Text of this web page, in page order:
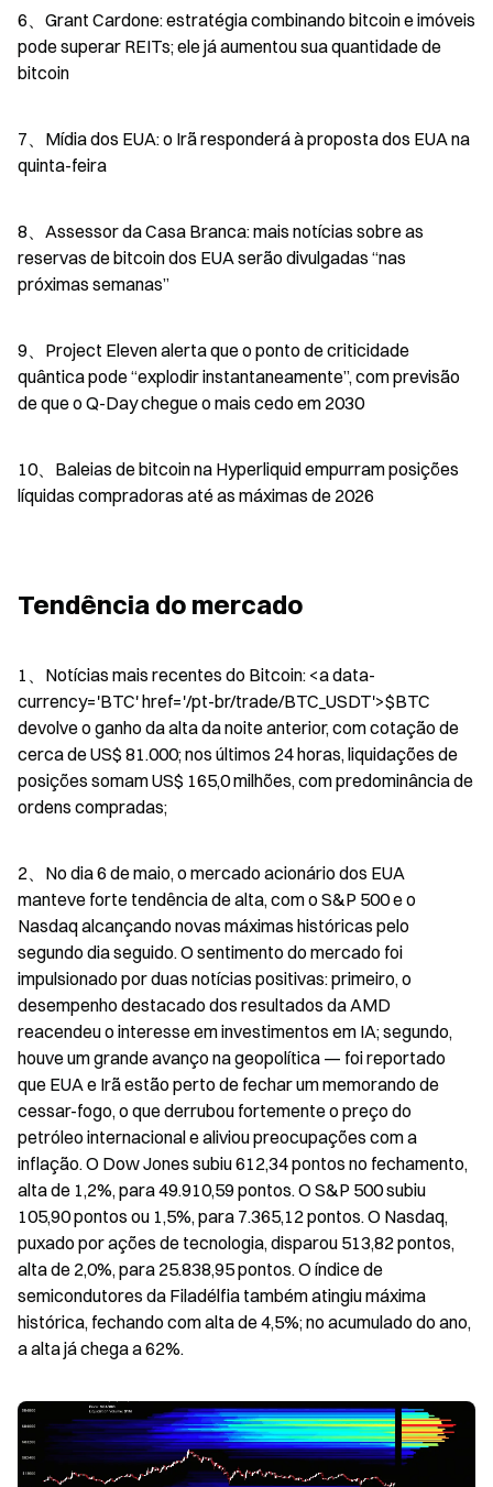
6、Grant Cardone: estratégia combinando bitcoin e imóveis
pode superar REITs; ele já aumentou sua quantidade de
bitcoin
7、Mídia dos EUA: o Irã responderá à proposta dos EUA na
quinta-feira
8、Assessor da Casa Branca: mais notícias sobre as
reservas de bitcoin dos EUA serão divulgadas “nas
próximas semanas”
9、Project Eleven alerta que o ponto de criticidade
quântica pode “explodir instantaneamente”, com previsão
de que o Q-Day chegue o mais cedo em 2030
10、Baleias de bitcoin na Hyperliquid empurram posições
líquidas compradoras até as máximas de 2026
Tendência do mercado
1、Notícias mais recentes do Bitcoin: <a data-
currency='BTC' href='/pt-br/trade/BTC_USDT'>$BTC
devolve o ganho da alta da noite anterior, com cotação de
cerca de US$ 81.000; nos últimos 24 horas, liquidações de
posições somam US$ 165,0 milhões, com predominância de
ordens compradas;
2、No dia 6 de maio, o mercado acionário dos EUA
manteve forte tendência de alta, com o S&P 500 e o
Nasdaq alcançando novas máximas históricas pelo
segundo dia seguido. O sentimento do mercado foi
impulsionado por duas notícias positivas: primeiro, o
desempenho destacado dos resultados da AMD
reacendeu o interesse em investimentos em IA; segundo,
houve um grande avanço na geopolítica — foi reportado
que EUA e Irã estão perto de fechar um memorando de
cessar-fogo, o que derrubou fortemente o preço do
petróleo internacional e aliviou preocupações com a
inflação. O Dow Jones subiu 612,34 pontos no fechamento,
alta de 1,2%, para 49.910,59 pontos. O S&P 500 subiu
105,90 pontos ou 1,5%, para 7.365,12 pontos. O Nasdaq,
puxado por ações de tecnologia, disparou 513,82 pontos,
alta de 2,0%, para 25.838,95 pontos. O índice de
semicondutores da Filadélfia também atingiu máxima
histórica, fechando com alta de 4,5%; no acumulado do ano,
a alta já chega a 62%.